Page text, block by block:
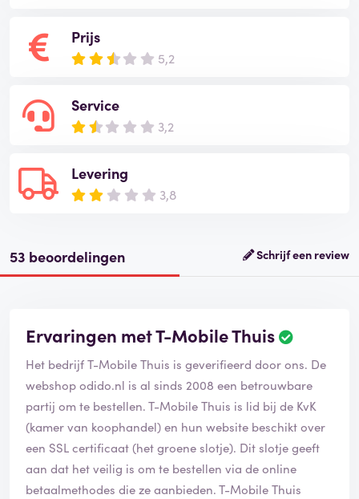
Prijs
5,2
Service
3,2
Levering
3,8
53 beoordelingen Schrijf een review
Ervaringen met T-Mobile Thuis
Het bedrijf T-Mobile Thuis is geverifieerd door ons. De
webshop odido.nl is al sinds 2008 een betrouwbare
partij om te bestellen. T-Mobile Thuis is lid bij de KvK
(kamer van koophandel) en hun website beschikt over
een SSL certificaat (het groene slotje). Dit slotje geeft
aan dat het veilig is om te bestellen via de online
betaalmethodes die ze aanbieden. T-Mobile Thuis